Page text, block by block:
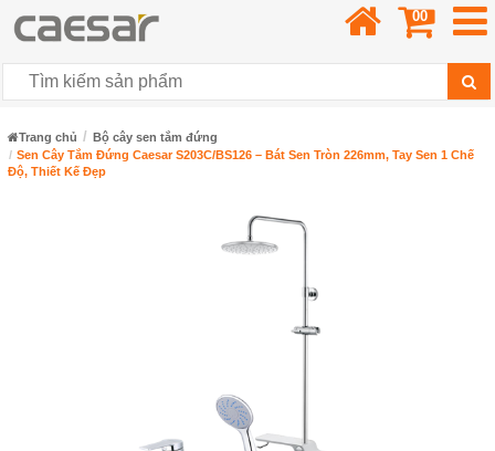
00
Trang chủ
Bộ cây sen tắm đứng
Sen Cây Tắm Đứng Caesar S203C/BS126 – Bát Sen Tròn 226mm, Tay Sen 1 Chế
Độ, Thiết Kế Đẹp